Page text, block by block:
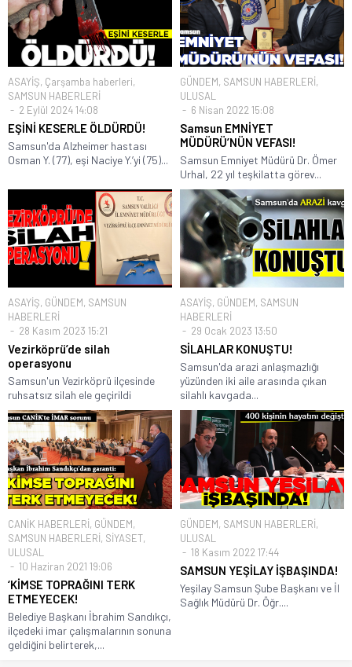
ASAYİŞ, Çarşamba haberleri,
SAMSUN HABERLERİ
2 Eylül 2024 14:08
EŞİNİ KESERLE ÖLDÜRDÜ!
Samsun'da Alzheimer hastası
Osman Y. (77), eşi Naciye Y.’yi (75)...
GÜNDEM, SAMSUN HABERLERİ,
ULUSAL
6 Nisan 2022 15:08
Samsun EMNİYET
MÜDÜRÜ’NÜN VEFASI!
Samsun Emniyet Müdürü Dr. Ömer
Urhal, 22 yıl teşkilatta görev...
ASAYİŞ, GÜNDEM, SAMSUN
HABERLERİ
28 Kasım 2023 15:21
Vezirköprü’de silah
operasyonu
Samsun'un Vezirköprü ilçesinde
ruhsatsız silah ele geçirildi
ASAYİŞ, GÜNDEM, SAMSUN
HABERLERİ
29 Ocak 2023 13:50
SİLAHLAR KONUŞTU!
Samsun'da arazi anlaşmazlığı
yüzünden iki aile arasında çıkan
silahlı kavgada...
CANİK HABERLERİ, GÜNDEM,
SAMSUN HABERLERİ, SİYASET,
ULUSAL
10 Haziran 2021 19:06
‘KİMSE TOPRAĞINI TERK
ETMEYECEK!
Belediye Başkanı İbrahim Sandıkçı,
ilçedeki imar çalışmalarının sonuna
geldiğini belirterek,...
GÜNDEM, SAMSUN HABERLERİ,
ULUSAL
18 Kasım 2022 17:44
SAMSUN YEŞİLAY İŞBAŞINDA!
Yeşilay Samsun Şube Başkanı ve İl
Sağlık Müdürü Dr. Öğr....